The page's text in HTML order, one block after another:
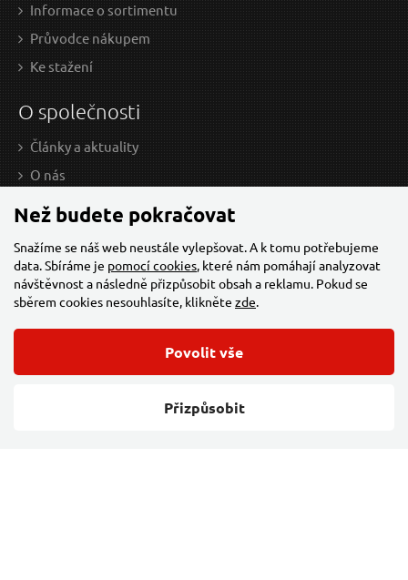
Informace o sortimentu
Průvodce nákupem
Ke stažení
O společnosti
Články a aktuality
O nás
Kontakt
Firma
Sleva za registraci IČ
Developers - TorriaCars
Než budete pokračovat
Snažíme se náš web neustále vylepšovat. A k tomu potřebujeme
data. Sbíráme je pomocí cookies, které nám pomáhají analyzovat
návštěvnost a následně přizpůsobit obsah a reklamu. Pokud se
sběrem cookies nesouhlasíte, klikněte zde.
Přizpůsobit
Povolit vše